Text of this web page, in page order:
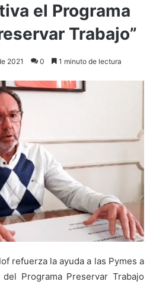
el Programa
Trabajo”
2021 0 1 minuto de lectura
refuerza la ayuda a las Pymes a
Programa Preservar Trabajo